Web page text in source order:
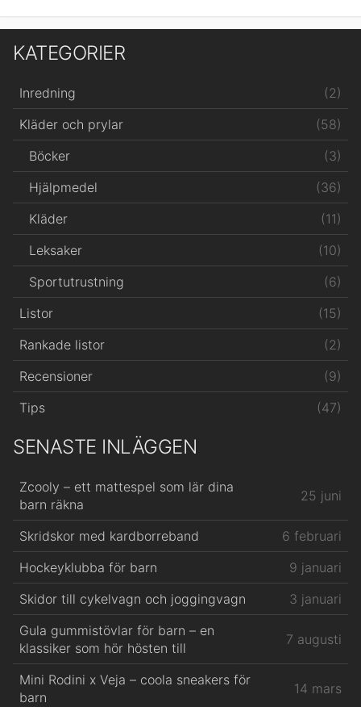
KATEGORIER
Inredning
(2)
Kläder och prylar
(58)
Böcker
(3)
Hjälpmedel
(36)
Kläder
(11)
Leksaker
(10)
Sportutrustning
(6)
Listor
(15)
Rankade listor
(2)
Recensioner
(9)
Tips
(47)
SENASTE INLÄGGEN
Zcooly – ett mattespel som lär dina
barn räkna
25 juni
Skridskor med kardborreband
6 februari
Hockeyklubba för barn
9 januari
Skidor till cykelvagn och joggingvagn
3 januari
Gula gummistövlar för barn – en
klassiker som hör hösten till
7 augusti
Mini Rodini x Veja – coola sneakers för
barn
14 mars